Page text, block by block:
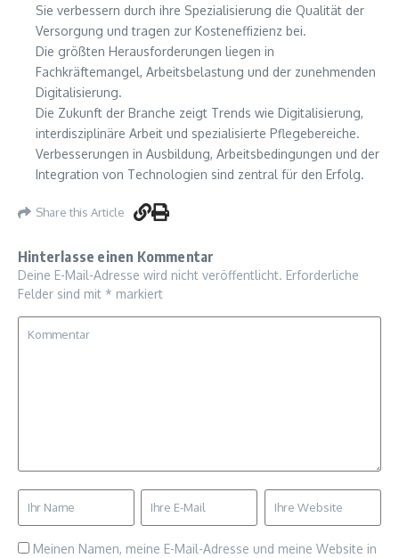
Sie verbessern durch ihre Spezialisierung die Qualität der
Versorgung und tragen zur Kosteneffizienz bei.
Die größten Herausforderungen liegen in
Fachkräftemangel, Arbeitsbelastung und der zunehmenden
Digitalisierung.
Die Zukunft der Branche zeigt Trends wie Digitalisierung,
interdisziplinäre Arbeit und spezialisierte Pflegebereiche.
Verbesserungen in Ausbildung, Arbeitsbedingungen und der
Integration von Technologien sind zentral für den Erfolg.
Share this Article
Hinterlasse einen Kommentar
Deine E-Mail-Adresse wird nicht veröffentlicht. Erforderliche
Felder sind mit * markiert
Meinen Namen, meine E-Mail-Adresse und meine Website in